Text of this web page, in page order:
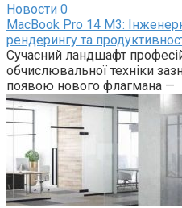
Новости 0
MacBook Pro 14 M3:
рендерингу та
Сучасний ландшафт
обчислювальної техніки
появою нового флагмана —